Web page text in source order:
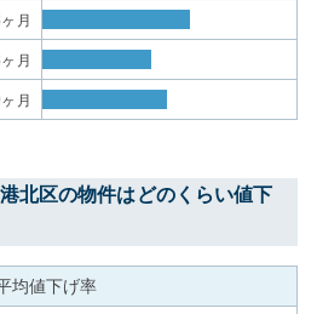
ヶ月
ヶ月
ヶ月
北区の物件はどのくらい値下
均値下げ率